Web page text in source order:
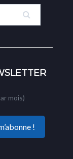
mois)